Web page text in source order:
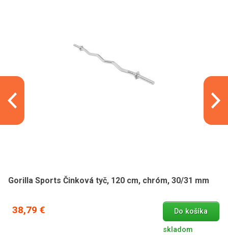
Gorilla Sports Činková tyč, 120 cm, chróm, 30/31 mm
38,79 € Do košíka
skladom